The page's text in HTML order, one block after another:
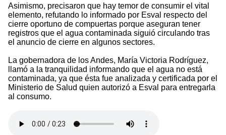
Asimismo, precisaron que hay temor de consumir el vital
elemento, refutando lo informado por Esval respecto del
cierre oportuno de compuertas porque aseguran tener
registros que el agua contaminada siguió circulando tras
el anuncio de cierre en algunos sectores.
La gobernadora de los Andes, María Victoria Rodríguez,
llamó a la tranquilidad informando que el agua no está
contaminada, ya que ésta fue analizada y certificada por el
Ministerio de Salud quien autorizó a Esval para entregarla
al consumo.